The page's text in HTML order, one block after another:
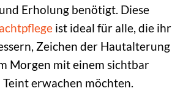
und Erholung benötigt. Diese
ist ideal für alle, die ihr
Zeichen der Hautalterung
Morgen mit einem sichtbar
erwachen möchten.